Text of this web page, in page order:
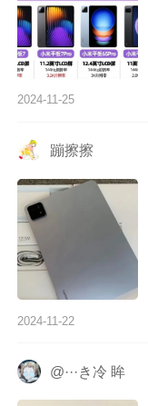
2024-11-25
蹦擦擦
2024-11-22
@···き冷 眸